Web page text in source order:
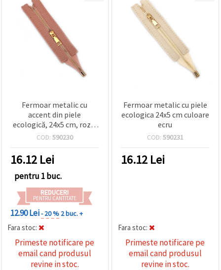
acord să
selectând
cookie -uri
dat și
Аcceptati
toate!
Setări
Fermoar metalic cu
accent din piele
ecologică, 24x5 cm, roz –
ideal pentru
COD: 590230
16.12 Lei
pentru 1 buc.
REDUCERI
PENTRU CANTITATE
12.90 Lei- 20 % 2 buc. +
Fara stoc:
Primeste notificare pe
email cand produsul
revine in stoc.
Fermoar metalic cu piele
ecologica 24x5 cm culoare
ecru
COD: 590231
16.12 Lei
Fara stoc:
Primeste notificare pe
email cand produsul
revine in stoc.